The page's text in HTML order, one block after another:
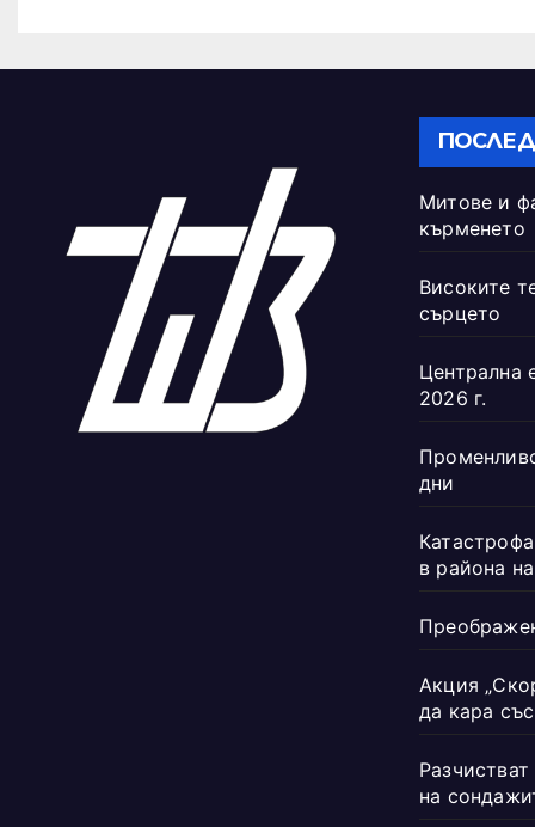
Митове и
кърменето
Високите
сърцето
Централна
2026 г.
дни
в района
Акция
да кара
на